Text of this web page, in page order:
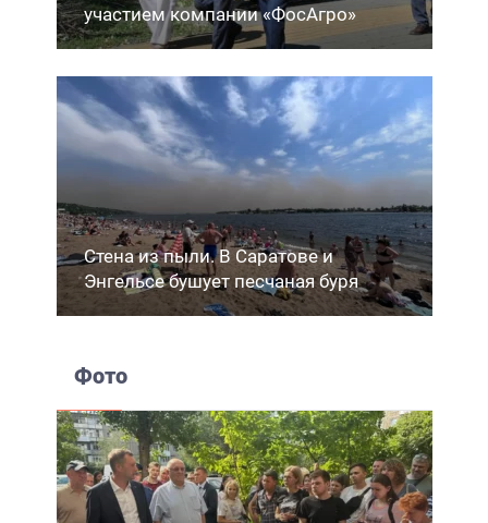
участием компании «ФосАгро»
Стена из пыли. В Саратове и
Энгельсе бушует песчаная буря
Фото